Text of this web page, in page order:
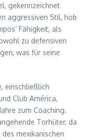
gekennzeichnet
aggressiven Stil, hob
Fähigkeit, als
zu defensiven
was für seine
einschließlich
Club América,
zum Coaching.
Torhüter, da
mexikanischen